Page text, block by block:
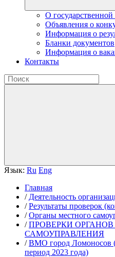
О
Объявления о
Информация о
Бланки документов
Информация о
Контакты
Язык: Ru Eng
Главная
/ Деятельность
/ Результаты проверок
/ Органы местного
/ ПРОВЕРКИ
САМОУПРАВЛЕНИЯ
/ ВМО город Ломоносов
период 2023 года)